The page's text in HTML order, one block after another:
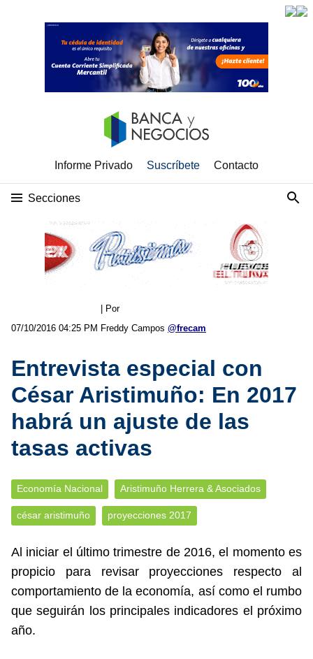
Informe Privado Suscríbete Contacto
Secciones
07/10/2016 04:25 PM
| Por
Freddy Campos @frecam
Entrevista especial con
César Aristimuño: En 2017
habrá un ajuste de las
tasas activas
Economía Nacional Aristimuño Herrera & Asociados
césar aristimuño proyecciones 2017
Al iniciar el último trimestre de 2016, el momento es
propicio para revisar proyecciones respecto al
comportamiento de la economía, así como el rumbo
que seguirán los principales indicadores el próximo
año.